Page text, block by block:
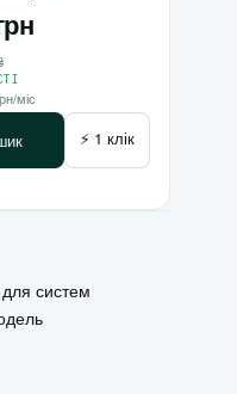
міс
⚡ 1 клік
систем